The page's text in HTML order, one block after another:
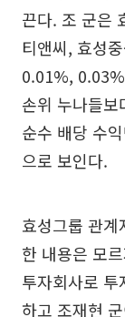
끈다. 조 군은
티앤씨, 효성
0.01%,
손위 누나들
순수 배당 수
으로 보인다.
효성그룹 관
한 내용은 모
투자회사로
하고 조재현